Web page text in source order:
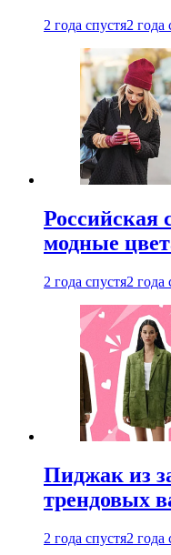
2 года спустя2 года
Российская
модные
2 года спустя2 года
Пиджак из
трендовых
2 года спустя2 года